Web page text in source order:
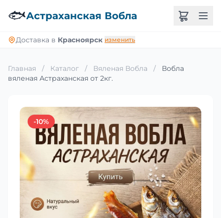
🐟Астраханская Вобла
Доставка в Красноярск изменить
Главная / Каталог / Вяленая Вобла /
Вобла
вяленая Астраханская от 2кг.
-10%